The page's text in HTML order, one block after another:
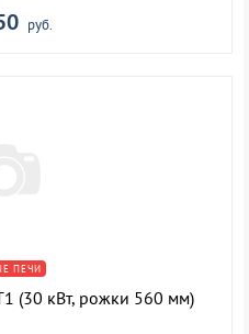
руб.
ПЕЧИ
(30 кВт, рожки 560 мм)